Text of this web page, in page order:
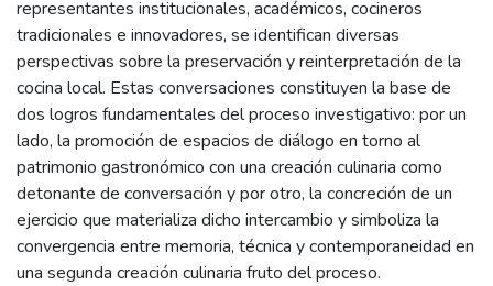
representantes institucionales, académicos, cocineros
tradicionales e innovadores, se identifican diversas
perspectivas sobre la preservación y reinterpretación de la
cocina local. Estas conversaciones constituyen la base de
dos logros fundamentales del proceso investigativo: por un
lado, la promoción de espacios de diálogo en torno al
patrimonio gastronómico con una creación culinaria como
detonante de conversación y por otro, la concreción de un
ejercicio que materializa dicho intercambio y simboliza la
convergencia entre memoria, técnica y contemporaneidad en
una segunda creación culinaria fruto del proceso.